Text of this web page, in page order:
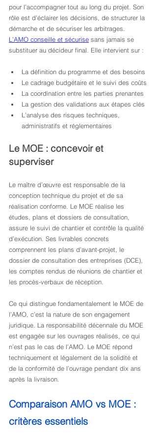
pour l’accompagner tout au long du projet. Son
rôle est d’éclairer les décisions, de structurer la
démarche et de sécuriser les arbitrages.
L’AMO conseille et sécurise sans jamais se
substituer au décideur final. Elle intervient sur :
La définition du programme et des besoins
Le cadrage budgétaire et le suivi des coûts
La coordination entre les parties prenantes
La gestion des validations aux étapes clés
L’analyse des risques techniques,
administratifs et réglementaires
Le MOE : concevoir et
superviser
Le maître d’œuvre est responsable de la
conception technique du projet et de sa
réalisation conforme. Le MOE réalise les
études, plans et dossiers de consultation,
assure le suivi de chantier et contrôle la qualité
d’exécution. Ses livrables concrets
comprennent les plans d’avant-projet, le
dossier de consultation des entreprises (DCE),
les comptes rendus de réunions de chantier et
les procès-verbaux de réception.
Ce qui distingue fondamentalement le MOE de
l’AMO, c’est la nature de son engagement
juridique. La responsabilité décennale du MOE
est engagée sur les ouvrages réalisés, ce qui
n’est pas le cas de l’AMO. Le MOE répond
techniquement et légalement de la solidité et
de la conformité de l’ouvrage pendant dix ans
après la livraison.
Comparaison AMO vs MOE :
critères essentiels